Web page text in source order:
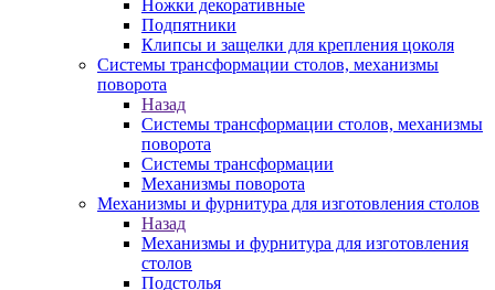
Ножки декоративные
Подпятники
Клипсы и защелки для крепления цоколя
Системы трансформации столов, механизмы
поворота
Назад
Системы трансформации столов, механизмы
поворота
Системы трансформации
Механизмы поворота
Механизмы и фурнитура для изготовления столов
Назад
Механизмы и фурнитура для изготовления
столов
Подстолья